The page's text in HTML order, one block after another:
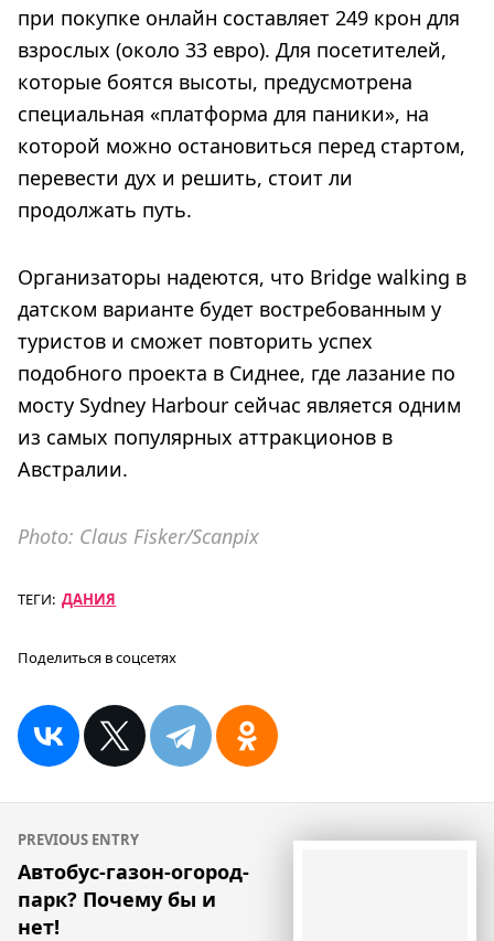
при покупке онлайн составляет 249 крон для
взрослых (около 33 евро). Для посетителей,
которые боятся высоты, предусмотрена
специальная «платформа для паники», на
которой можно остановиться перед стартом,
перевести дух и решить, стоит ли
продолжать путь.
Организаторы надеются, что Bridge walking в
датском варианте будет востребованным у
туристов и сможет повторить успех
подобного проекта в Сиднее, где лазание по
мосту Sydney Harbour сейчас является одним
из самых популярных аттракционов в
Австралии.
Photo: Claus Fisker/Scanpix
ТЕГИ: ДАНИЯ
Поделиться в соцсетях
Навигация
по
записям
PREVIOUS ENTRY
Автобус-газон-огород-
парк? Почему бы и
нет!